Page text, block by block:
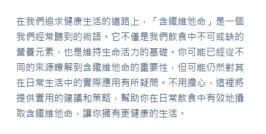
在我們追求健康生活的道路上，「含鐵維他命」是一個
我們經常聽到的術語。它不僅是我們飲食中不可或缺的
營養元素，也是維持生命活力的基礎。你可能已經從不
同的來源瞭解到含鐵維他命的重要性，但可能仍然對其
在日常生活中的實際應用有所疑問。不用擔心，這裡將
提供實用的建議和策略，幫助你在日常飲食中有效地攝
取含鐵維他命，讓你擁有更健康的生活。